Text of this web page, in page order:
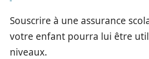
Souscrire à une assurance
votre enfant pourra lui être
niveaux.